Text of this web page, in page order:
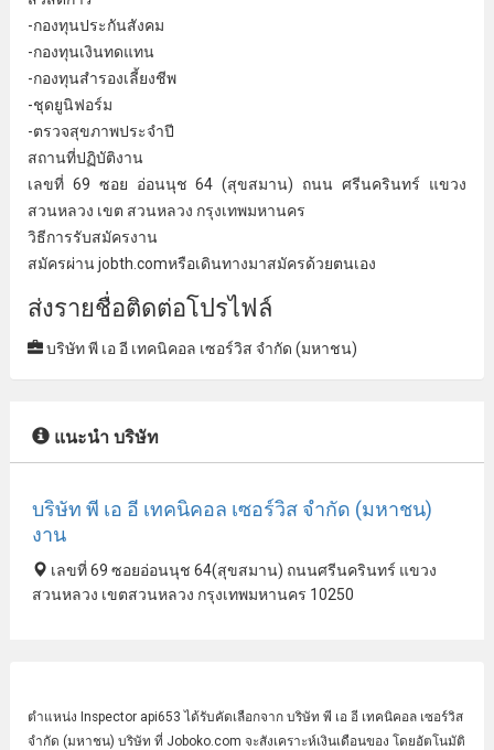
-กองทุนประกันสังคม
-กองทุนเงินทดแทน
-กองทุนสํารองเลี้ยงชีพ
-ชุดยูนิฟอร์ม
-ตรวจสุขภาพประจําปี
สถานที่ปฏิบัติงาน
เลขที่ 69 ซอย อ่อนนุช 64 (สุขสมาน) ถนนศรีนครินทร์ แขวง
สวนหลวง เขต สวนหลวง กรุงเทพมหานคร
วิธีการรับสมัครงาน
สมัครผ่าน jobth.comหรือเดินทางมาสมัครด้วยตนเอง
ส่งรายชื่อติดต่อโปรไฟล์
บริษัท พี เอ อี เทคนิคอล เซอร์วิส จํากัด (มหาชน)
แนะนำ บริษัท
บริษัท พี เอ อี เทคนิคอล เซอร์วิส จํากัด (มหาชน)
งาน
เลขที่ 69 ซอยอ่อนนุช 64(สุขสมาน) ถนนศรีนครินทร์ แขวง
สวนหลวง เขตสวนหลวง กรุงเทพมหานคร 10250
ตำแหน่ง Inspectorapi653 ได้รับคัดเลือกจาก บริษัท พี เอ อี เทคนิคอล เซอร์วิส
จํากัด (มหาชน) บริษัท ที่ Joboko.com จะสังเคราะห์เงินเดือนของ โดยอัตโนมัติ